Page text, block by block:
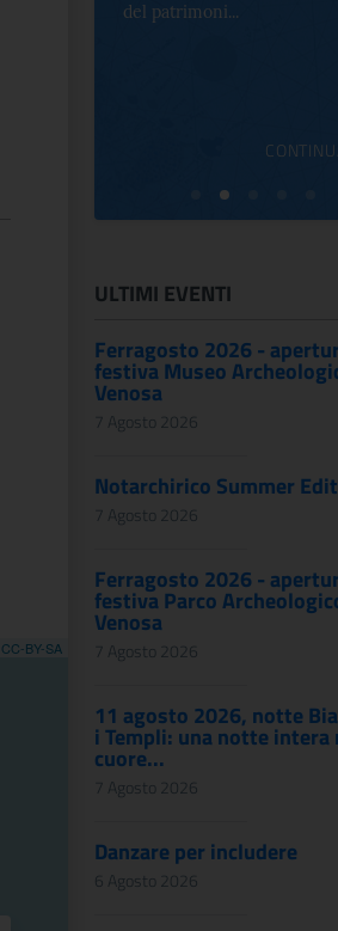
CC-BY-SA
del patrimoni...
ULTIMI EVENTI
Ferragosto 2026 -
festiva Museo
Venosa
7 Agosto 2026
Notarchirico Summer
7 Agosto 2026
Ferragosto 2026 -
festiva Parco
Venosa
7 Agosto 2026
11 agosto 2026, notte
i Templi: una notte intera
cuore...
7 Agosto 2026
Danzare per includere
6 Agosto 2026